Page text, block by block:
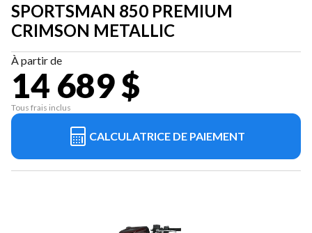
SPORTSMAN 850 PREMIUM
CRIMSON METALLIC
À partir de
14 689 $
Tous frais inclus
CALCULATRICE DE PAIEMENT